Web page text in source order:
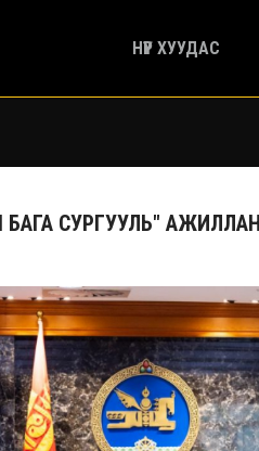
НҮҮР ХУУДАС
СУРГУУЛЬ"